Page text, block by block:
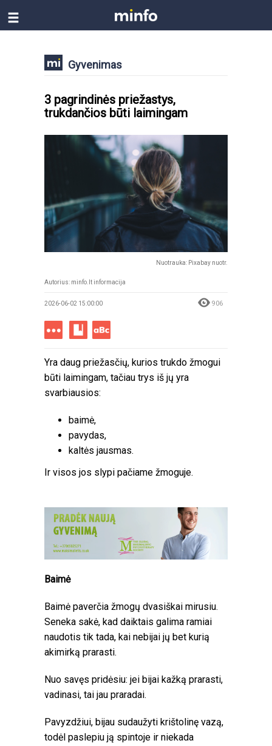
Gyvenimas
3 pagrindinės priežastys,
trukdančios būti laimingam
Nuotrauka: Pixabay nuotr.
Autorius: minfo.lt informacija
2026-06-02 15:00:00 906
Yra daug priežasčių, kurios trukdo žmogui
būti laimingam, tačiau trys iš jų yra
svarbiausios:
baimė,
pavydas,
kaltės jausmas.
Ir visos jos slypi pačiame žmoguje.
Baimė
Baimė paverčia žmogų dvasiškai mirusiu.
Seneka sakė, kad daiktais galima ramiai
naudotis tik tada, kai nebijai jų bet kurią
akimirką prarasti.
Nuo savęs pridėsiu: jei bijai kažką prarasti,
vadinasi, tai jau praradai.
Pavyzdžiui, bijau sudaužyti krištolinę vazą,
todėl paslepiu ją spintoje ir niekada